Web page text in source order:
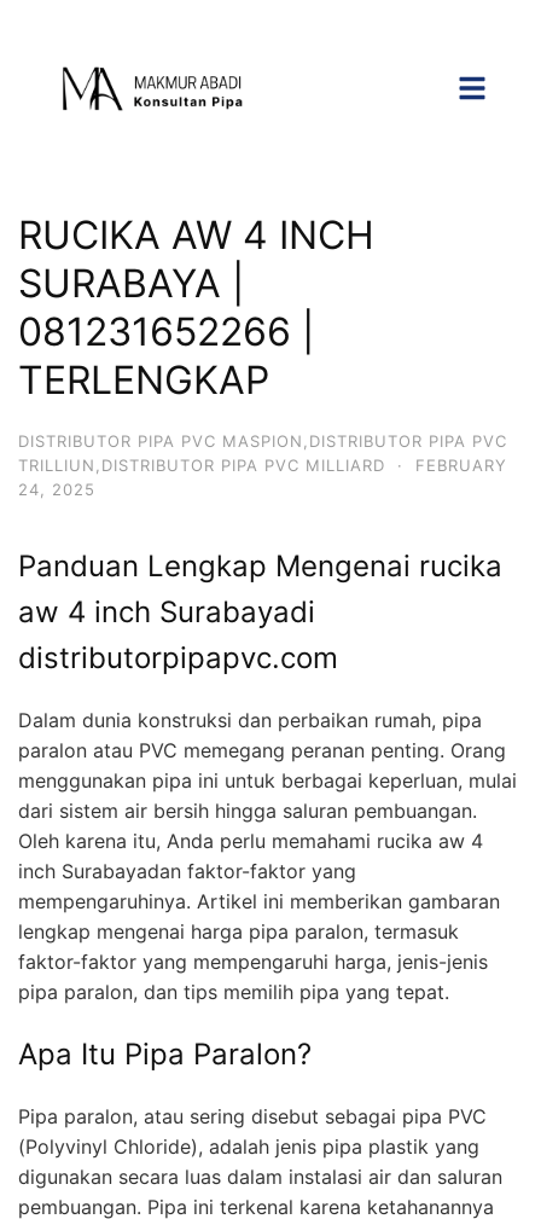
RUCIKA AW 4 INCH
SURABAYA |
081231652266 |
TERLENGKAP
DISTRIBUTOR PIPA PVC MASPION,DISTRIBUTOR PIPA PVC
TRILLIUN,DISTRIBUTOR PIPA PVC MILLIARD
·
FEBRUARY
24, 2025
Panduan Lengkap Mengenai rucika
aw 4 inch Surabayadi
distributorpipapvc.com
Dalam dunia konstruksi dan perbaikan rumah, pipa
paralon atau PVC memegang peranan penting. Orang
menggunakan pipa ini untuk berbagai keperluan, mulai
dari sistem air bersih hingga saluran pembuangan.
Oleh karena itu, Anda perlu memahami rucika aw 4
inch Surabayadan faktor-faktor yang
mempengaruhinya. Artikel ini memberikan gambaran
lengkap mengenai harga pipa paralon, termasuk
faktor-faktor yang mempengaruhi harga, jenis-jenis
pipa paralon, dan tips memilih pipa yang tepat.
Apa Itu Pipa Paralon?
Pipa paralon, atau sering disebut sebagai pipa PVC
(Polyvinyl Chloride), adalah jenis pipa plastik yang
digunakan secara luas dalam instalasi air dan saluran
pembuangan. Pipa ini terkenal karena ketahanannya